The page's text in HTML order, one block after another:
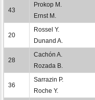
43
Prokop M.
Ernst M.
20
Rossel Y.
Dunand A.
28
Cachón A.
Rozada B.
36
Sarrazin P.
Roche Y.